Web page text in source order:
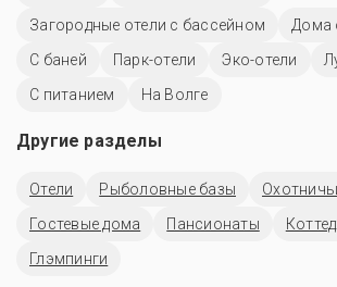
Загородные отели с бассейном
Дома
С баней
Парк-отели Эко-отели
С питанием
На Волге
Другие разделы
Отели Рыболовные базы
Гостевые дома
Пансионаты
Глэмпинги